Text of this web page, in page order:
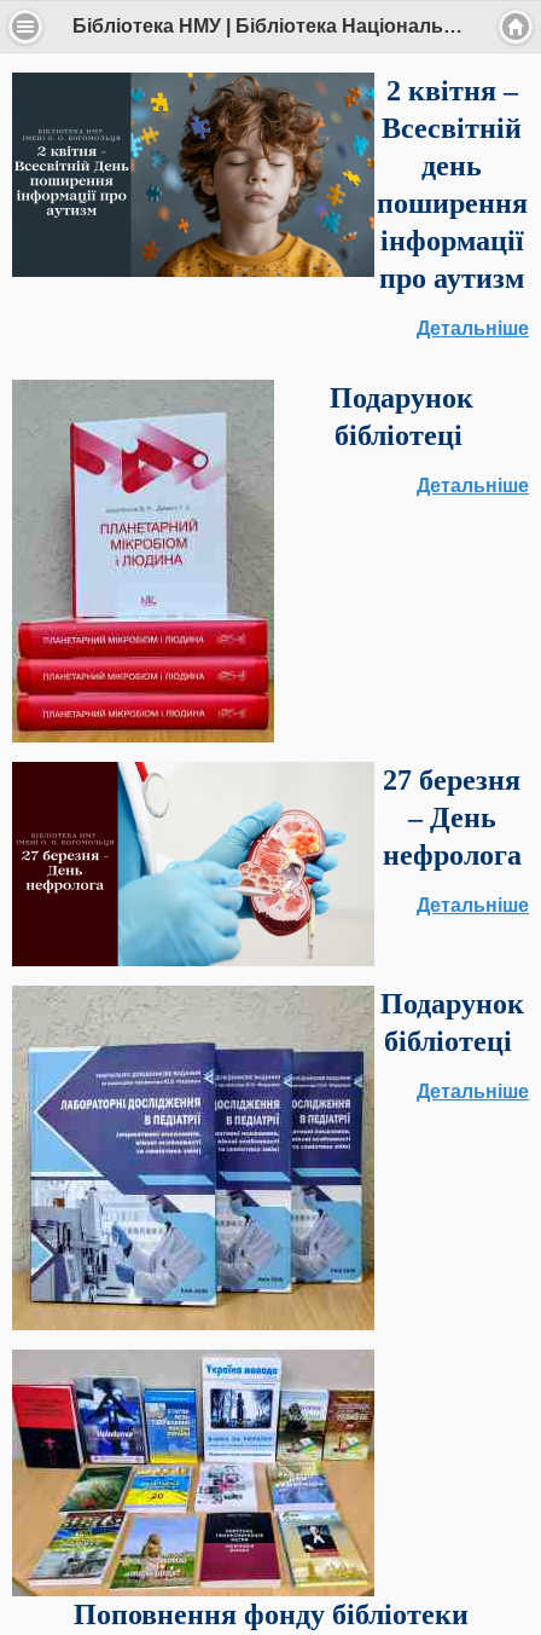
Бібліотека НМУ | Бібліотека Національного медичного університету імені О.О.Богомольця
2 квітня –
Всесвітній
день
поширення
інформації
про аутизм
Детальніше
Подарунок
бібліотеці
Детальніше
27 березня
– День
нефролога
Детальніше
Подарунок
бібліотеці
Детальніше
Поповнення фонду бібліотеки